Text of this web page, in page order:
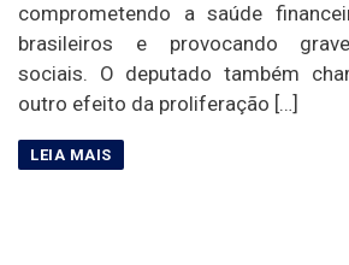
comprometendo a saúde
brasileiros e provocando
sociais. O deputado também
outro efeito da proliferação […]